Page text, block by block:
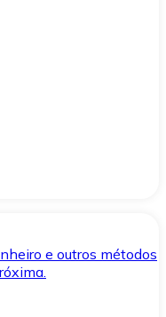
e outros métodos